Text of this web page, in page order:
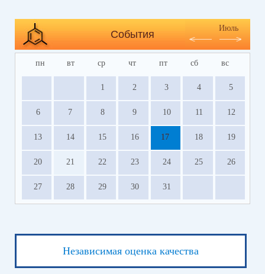
События
Июль
пн вт ср чт пт сб вс
1 2 3 4 5
6 7 8 9 10 11 12
13 14 15 16 17 18 19
20 21 22 23 24 25 26
27 28 29 30 31
Независимая оценка качества